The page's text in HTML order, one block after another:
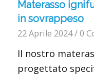
Materasso
in sovrappeso
22 Aprile 2024 / 0
Il nostro
progettato